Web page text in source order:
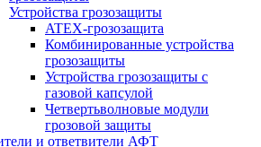
Устройства грозозащиты
ATEX-грозозащита
Комбинированные устройства
грозозащиты
Устройства грозозащиты с
газовой капсулой
Четвертьволновые модули
грозовой защиты
и ответвители АФТ